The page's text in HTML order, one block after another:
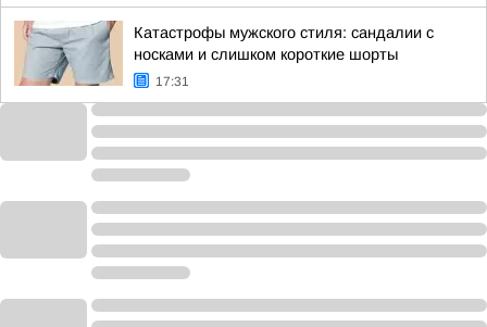
Катастрофы мужского стиля: сандалии с
носками и слишком короткие шорты
17:31